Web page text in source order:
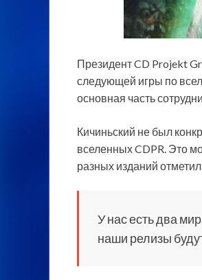
Президент CD Projekt
следующей игры по
основная часть
Кичиньский не был
вселенных CDPR. Это
разных изданий
У нас есть два
наши релизы